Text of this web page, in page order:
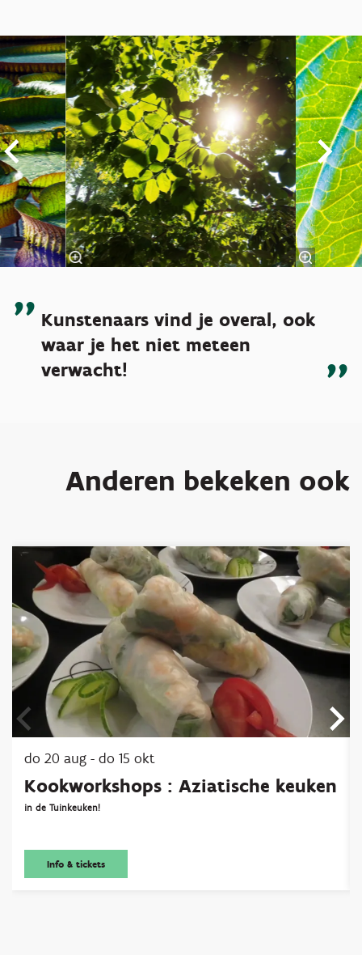
Overslaan
Kunstenaars vind je overal, ook
waar je het niet meteen
verwacht!
Anderen bekeken ook
Kookworkshops : Aziatische keuken
in de Tuinkeuken!
do 20 aug - do 15 okt
Info & tickets